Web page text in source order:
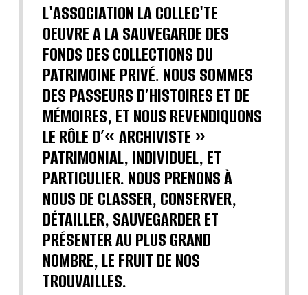
L'ASSOCIATION LA COLLEC'TE
OEUVRE A LA SAUVEGARDE DES
FONDS DES COLLECTIONS DU
PATRIMOINE PRIVÉ. NOUS SOMMES
DES PASSEURS D’HISTOIRES ET DE
MÉMOIRES, ET NOUS REVENDIQUONS
LE RÔLE D’« ARCHIVISTE »
PATRIMONIAL, INDIVIDUEL, ET
PARTICULIER. NOUS PRENONS À
NOUS DE CLASSER, CONSERVER,
DÉTAILLER, SAUVEGARDER ET
PRÉSENTER AU PLUS GRAND
NOMBRE, LE FRUIT DE NOS
TROUVAILLES.